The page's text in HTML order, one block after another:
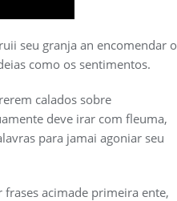
seu granja an encomendar o
como os sentimentos.
calados sobre
deve irar com fleuma,
para jamai agoniar seu
frases acimade primeira ente,